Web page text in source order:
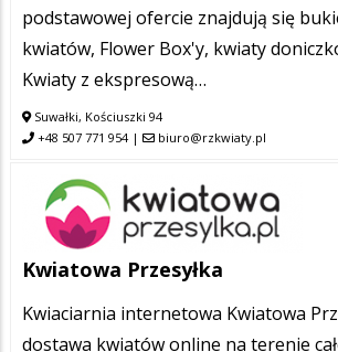
podstawowej ofercie znajdują się
kwiatów, Flower Box'y, kwiaty
Kwiaty z ekspresową…
Suwałki, Kościuszki 94
+48 507 771 954| biuro@rzkwiaty.pl
Kwiatowa Przesyłka
Kwiaciarnia internetowa Kwiatowa
dostawa kwiatów online na terenie